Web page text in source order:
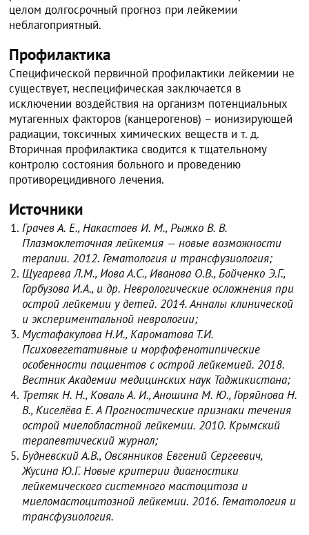
целом долгосрочный прогноз при лейкемии
неблагоприятный.
Профилактика
Специфической первичной профилактики лейкемии не
существует, неспецифическая заключается в
исключении воздействия на организм потенциальных
мутагенных факторов (канцерогенов) – ионизирующей
радиации, токсичных химических веществ и т. д.
Вторичная профилактика сводится к тщательному
контролю состояния больного и проведению
противорецидивного лечения.
Источники
Грачев А. Е., Накастоев И. М., Рыжко В. В.
Плазмоклеточная лейкемия — новые возможности
терапии. 2012. Гематология и трансфузиология;
Щугарева Л.М., Иова А.С., Иванова О.В., Бойченко Э.Г.,
Гарбузова И.А., и др. Неврологические осложнения при
острой лейкемии у детей. 2014. Анналы клинической
и экспериментальной неврологии;
Мустафакулова Н.И., Кароматова Т.И.
Психовегетативные и морфофенотипические
особенности пациентов с острой лейкемией. 2018.
Вестник Академии медицинских наук Таджикистана;
Третяк Н. Н., Коваль А. И., Аношина М. Ю., Горяйнова Н.
В., Киселёва Е. А Прогностические признаки течения
острой миелобластной лейкемии. 2010. Крымский
терапевтический журнал;
Будневский А.В., Овсянников Евгений Сергеевич,
Жусина Ю.Г. Новые критерии диагностики
лейкемического системного мастоцитоза и
миеломастоцитозной лейкемии. 2016. Гематология и
трансфузиология.